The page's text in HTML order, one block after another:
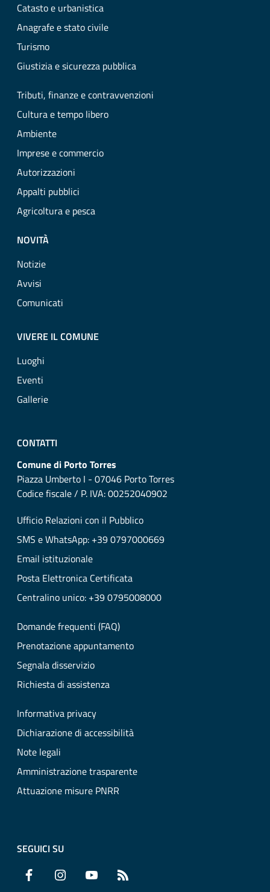
Catasto e urbanistica
Anagrafe e stato civile
Turismo
Giustizia e sicurezza pubblica
Tributi, finanze e contravvenzioni
Cultura e tempo libero
Ambiente
Imprese e commercio
Autorizzazioni
Appalti pubblici
Agricoltura e pesca
NOVITÀ
Notizie
Avvisi
Comunicati
VIVERE IL COMUNE
Luoghi
Eventi
Gallerie
CONTATTI
Comune di Porto Torres
Piazza Umberto I - 07046 Porto Torres
Codice fiscale / P. IVA: 00252040902
Ufficio Relazioni con il Pubblico
SMS e WhatsApp: +39 0797000669
Email istituzionale
Posta Elettronica Certificata
Centralino unico: +39 0795008000
Domande frequenti (FAQ)
Prenotazione appuntamento
Segnala disservizio
Richiesta di assistenza
Informativa privacy
Dichiarazione di accessibilità
Note legali
Amministrazione trasparente
Attuazione misure PNRR
SEGUICI SU
Facebook Instagram YouTube